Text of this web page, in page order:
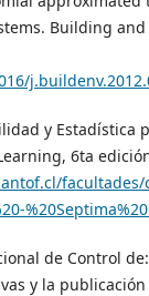
Building
y Estadística
6ta
facultades/
de Control
y la